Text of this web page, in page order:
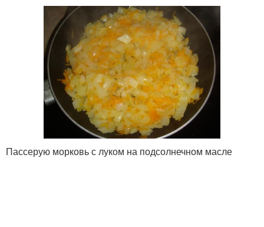
Пассерую морковь с луком на подсолнечном масле